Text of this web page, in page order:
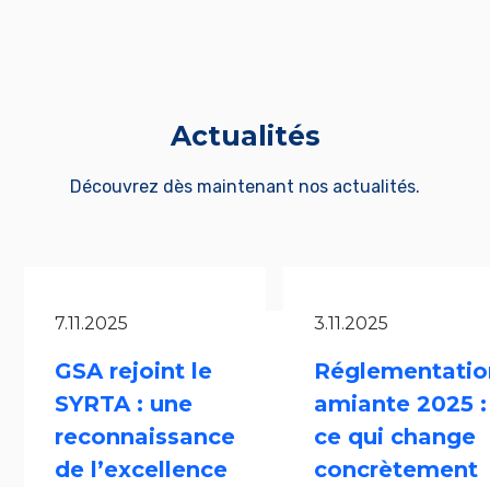
Actualités
Découvrez dès maintenant nos actualités.
7.11.2025
GSA rejoint le
SYRTA : une
reconnaissance
de l’excellence
3.11.2025
amiante 2025 :
ce qui change
concrètement